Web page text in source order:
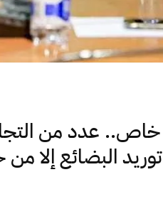
خاص.. عدد من
توريد البضائع إلا